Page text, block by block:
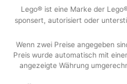
Lego® ist eine Marke der
sponsert, autorisiert oder
Wenn zwei Preise angegeben
Preis wurde automatisch mit
angezeigte Währung